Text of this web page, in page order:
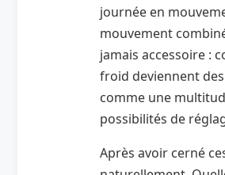
journée en
mouvement
jamais accessoire :
froid deviennent
comme une
possibilités de
Après avoir cerné